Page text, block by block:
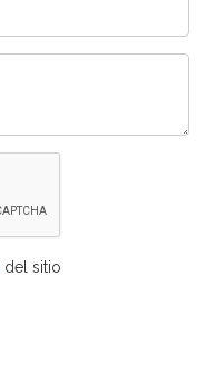
del sitio